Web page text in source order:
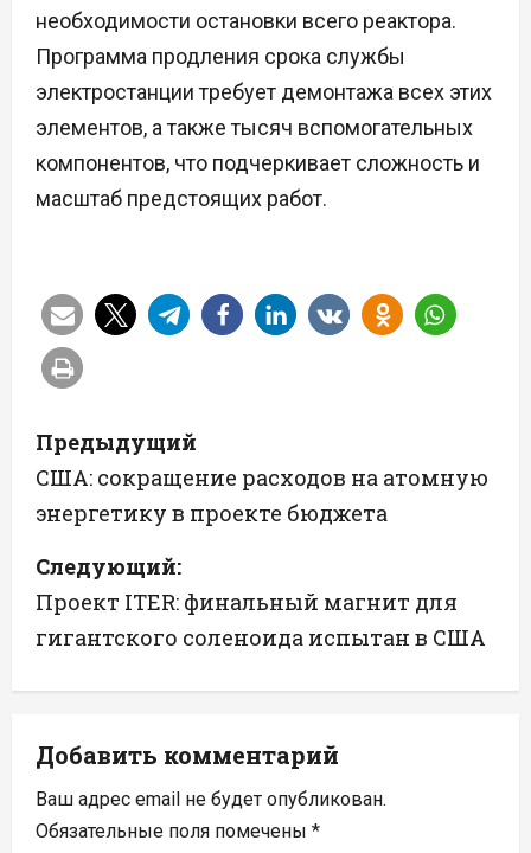
необходимости остановки всего реактора.
Программа продления срока службы
электростанции требует демонтажа всех этих
элементов, а также тысяч вспомогательных
компонентов, что подчеркивает сложность и
масштаб предстоящих работ.
Н
а
в
и
г
а
и
я
Предыдущий
США: сокращение расходов на атомную
энергетику в проекте бюджета
Следующий:
Проект ITER: финальный магнит для
гигантского соленоида испытан в США
Добавить комментарий
Ваш адрес email не будет опубликован.
Обязательные поля помечены *